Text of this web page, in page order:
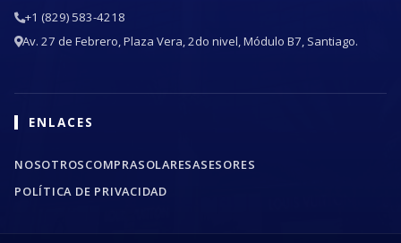
+1 (829) 583-4218
Av. 27 de Febrero, Plaza Vera, 2do nivel, Módulo B7, Santiago.
ENLACES
NOSOTROSCOMPRASOLARESASESORES
POLÍTICA DE PRIVACIDAD